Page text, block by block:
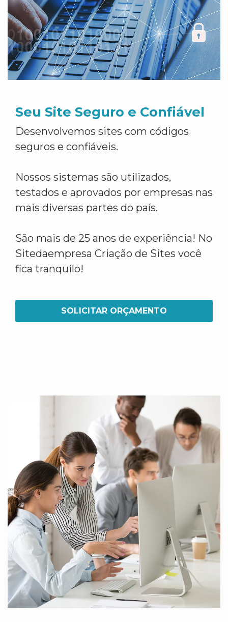
Seu Site Seguro e Confiável
Desenvolvemos sites com códigos
seguros e confiáveis.
Nossos sistemas são utilizados,
testados e aprovados por empresas nas
mais diversas partes do país.
São mais de 25 anos de experiência! No
Sitedaempresa Criação de Sites você
fica tranquilo!
SOLICITAR ORÇAMENTO